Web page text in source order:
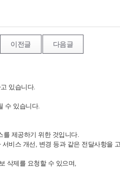
이전글 다음글
있습니다.
수 있습니다.
를 제공하기 위한 것입니다.
비스 개선, 변경 등과 같은 전달사항을
삭제를 요청할 수 있으며,